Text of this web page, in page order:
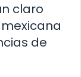
claro
de